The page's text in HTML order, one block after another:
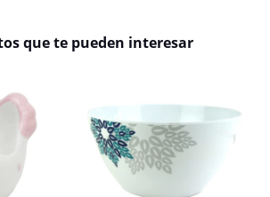
que te pueden interesar